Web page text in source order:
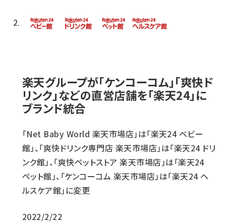
楽天グループが「ケンコーコム」「爽快ド
リンク」などの直営店舗を「楽天24」に
ブランド統合
「Net Baby World 楽天市場店」は「楽天24 ベビー
館」、「爽快ドリンク専門店 楽天市場店」は「楽天24 ドリ
ンク館」、「爽快ペットストア 楽天市場店」は「楽天24
ペット館」、「ケンコーコム 楽天市場店」は「楽天24 ヘ
ルスケア館」に変更
2022/2/22